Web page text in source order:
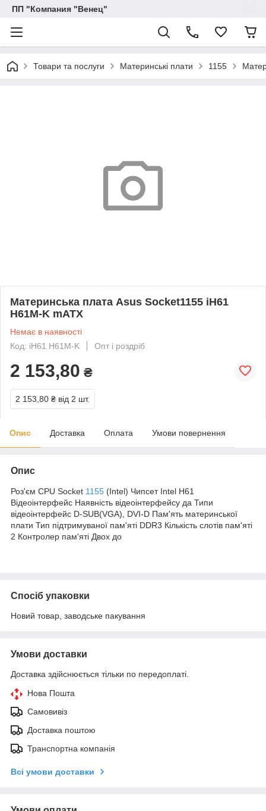
ПП "Компания "Венец"
Товари та послуги Материнські плати 1155
Материнська плата Asus Socket1155 iH61
H61M-K mATX
Немає в наявності
Код: iH61 H61M-K
Опт і роздріб
2 153,80 ₴
2 153,80 ₴ від 2 шт.
Опис Доставка Оплата Умови повернення
Опис
Роз'єм CPU Socket 1155 (Intel) Чипсет Intel H61
Відеоінтерфейс Наявність відеоінтерфейсу да Типи
відеоінтерфейс D-SUB(VGA), DVI-D Пам'ять материнської
плати Тип підтримуваної пам'яті DDR3 Кількість слотів пам'яті
2 Контролер пам'яті Двох до
Спосіб упаковки
Новий товар, заводське пакування
Умови доставки
Доставка здійснюється тільки по передоплаті.
Нова Пошта
Самовивіз
Доставка поштою
Транспортна компанія
Всі умови доставки